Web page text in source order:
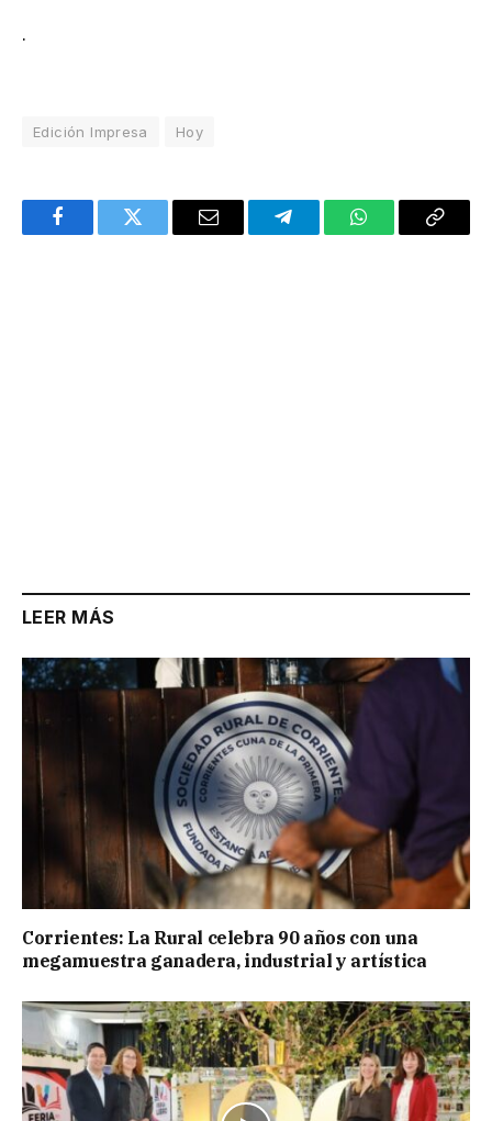
.
Edición Impresa Hoy
FacebookTwitter Email TelegramWhatsAppCopy
LEER MÁS
Corrientes: La Rural celebra 90 años con una
megamuestra ganadera, industrial y artística